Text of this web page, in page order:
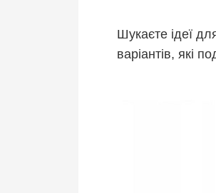
Шукаєте ідеї
варіантів, які